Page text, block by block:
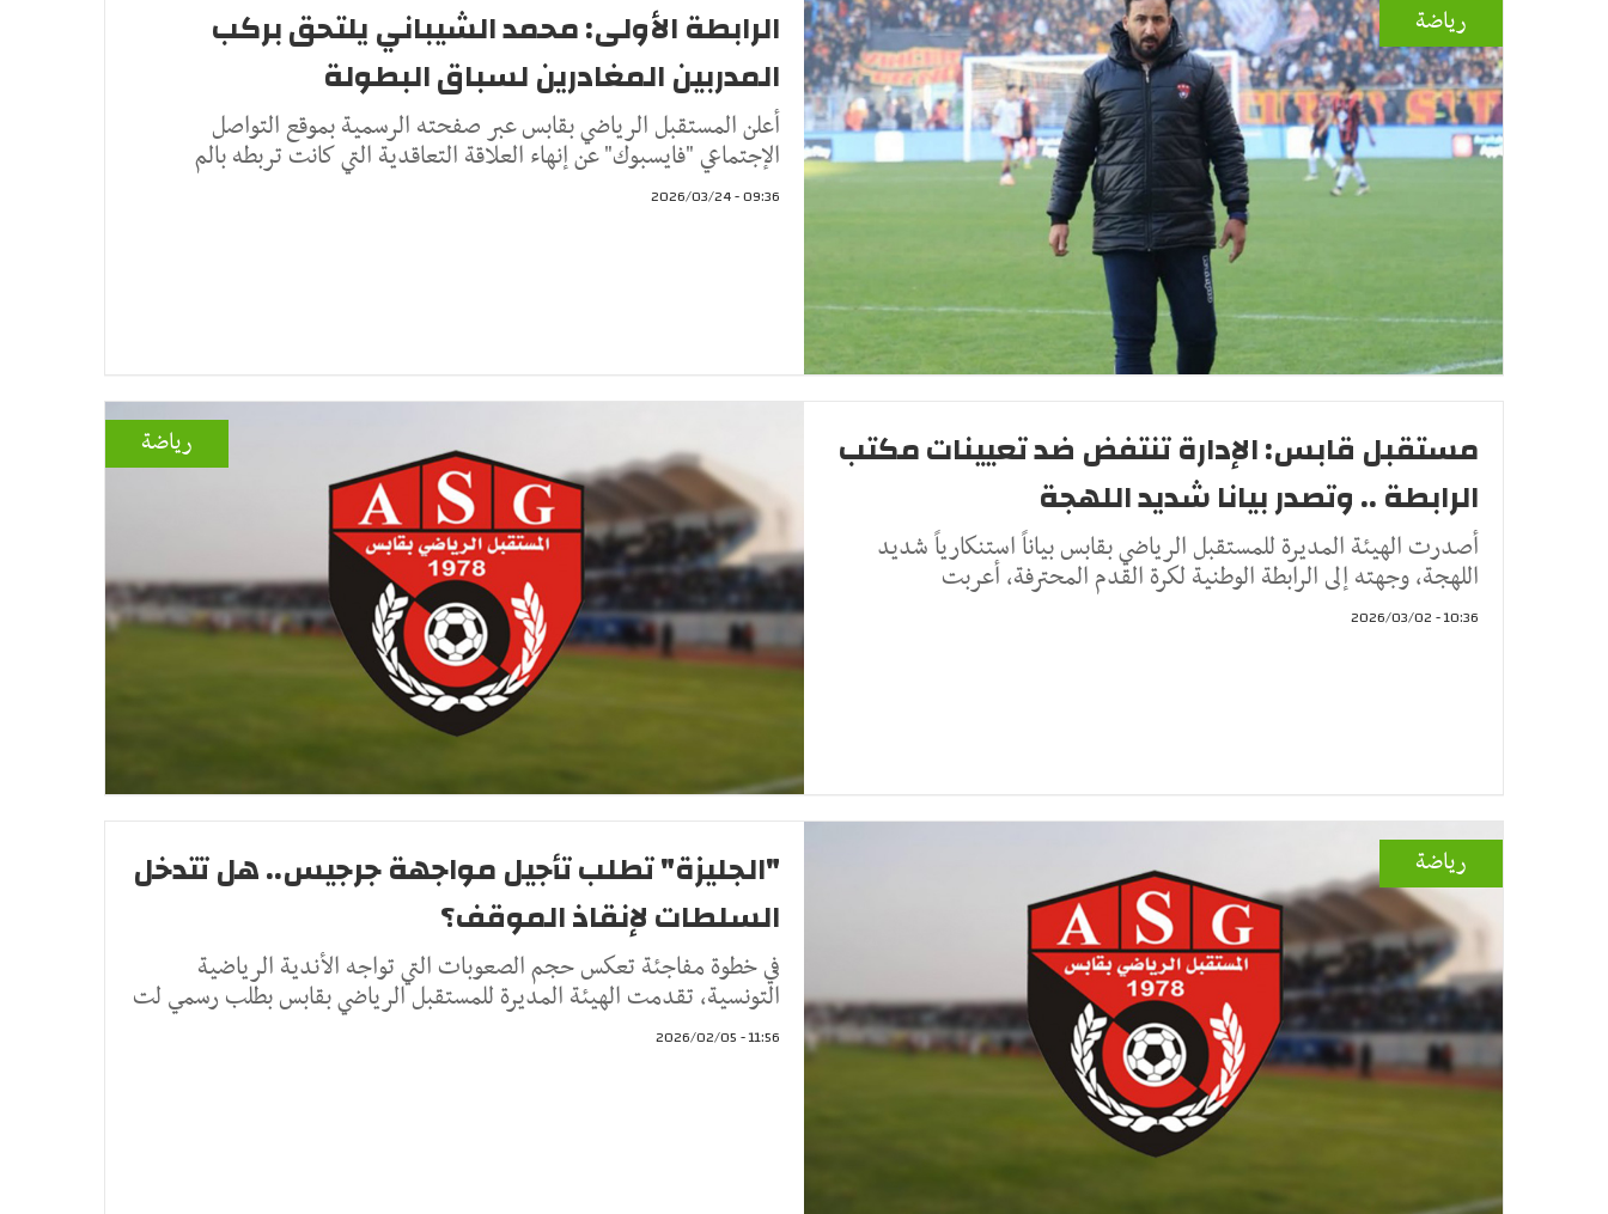
رياضة
الرابطة الأولى: محمد الشيباني يلتحق بركب
المدربين المغادرين لسباق البطولة
أعلن المستقبل الرياضي بقابس عبر صفحته الرسمية بموقع التواصل
الإجتماعي "فايسبوك" عن إنهاء العلاقة التعاقدية التي كانت تربطه بالم
09:36 - 2026/03/24
رياضة
مستقبل قابس: الإدارة تنتفض ضد تعيينات مكتب
الرابطة .. وتصدر بيانا شديد اللهجة
أصدرت الهيئة المديرة للمستقبل الرياضي بقابس بياناً استنكارياً شديد
اللهجة، وجهته إلى الرابطة الوطنية لكرة القدم المحترفة، أعربت
10:36 - 2026/03/02
رياضة
"الجليزة" تطلب تأجيل مواجهة جرجيس.. هل تتدخل
السلطات لإنقاذ الموقف؟
في خطوة مفاجئة تعكس حجم الصعوبات التي تواجه الأندية الرياضية
التونسية، تقدمت الهيئة المديرة للمستقبل الرياضي بقابس بطلب رسمي لت
11:56 - 2026/02/05